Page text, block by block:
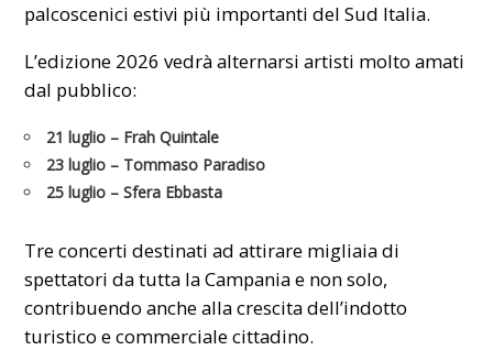
palcoscenici estivi più importanti del Sud Italia.
L’edizione 2026 vedrà alternarsi artisti molto amati
dal pubblico:
21 luglio – Frah Quintale
23 luglio – Tommaso Paradiso
25 luglio – Sfera Ebbasta
Tre concerti destinati ad attirare migliaia di
spettatori da tutta la Campania e non solo,
contribuendo anche alla crescita dell’indotto
turistico e commerciale cittadino.